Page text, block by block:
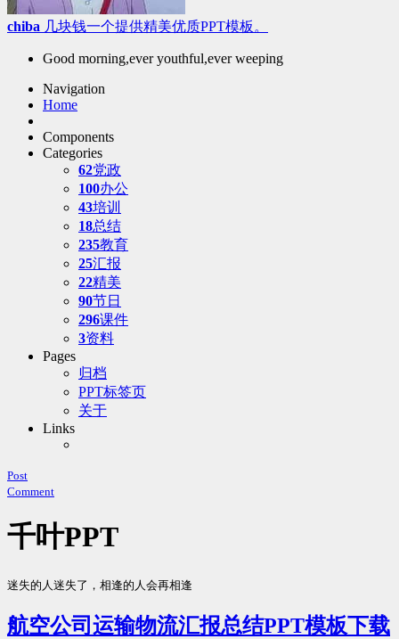
chiba 几块钱一个提供精美优质PPT模板。
Good morning,ever youthful,ever weeping
Navigation
Home
Components
Categories
62党政
100办公
43培训
18总结
235教育
25汇报
22精美
90节日
296课件
3资料
Pages
归档
PPT标签页
关于
Links
Post
Comment
千叶PPT
迷失的人迷失了，相逢的人会再相逢
航空公司运输物流汇报总结PPT模板下载